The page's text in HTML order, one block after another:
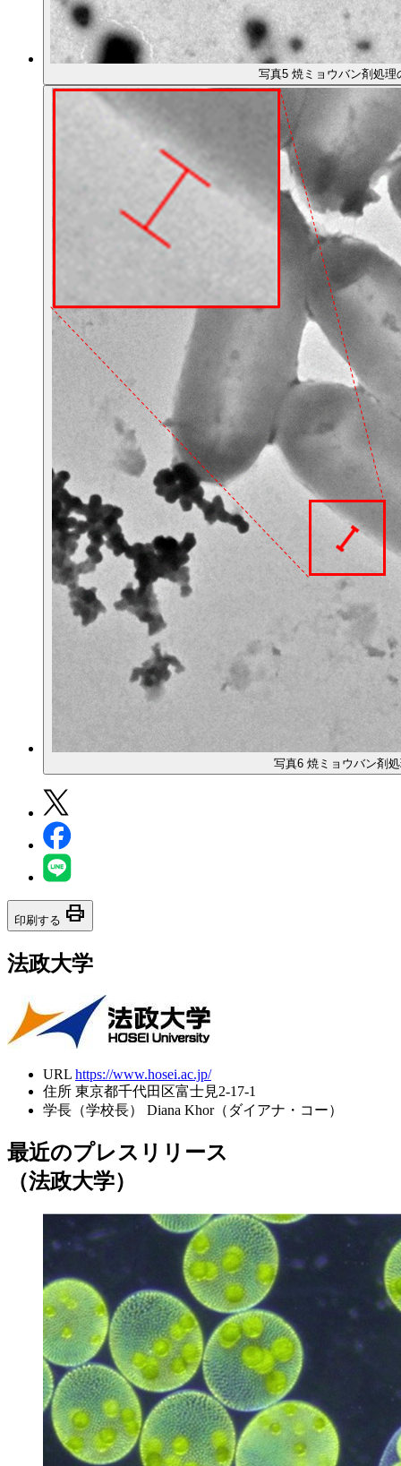
写真5 焼ミョウバン剤処
写真6 焼ミョウバン剤
印刷する print
法政大学
URL https://www.hosei.ac.jp/
住所 東京都千代田区富士見2-17-1
学長（学校長）
Diana Khor（ダイアナ・コー）
最近のプレスリリース
（法政大学）